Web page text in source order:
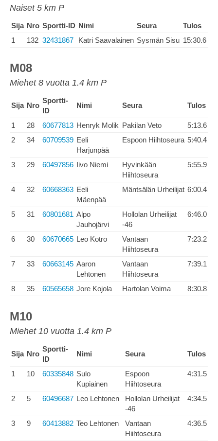
Naiset 5 km P
Sija Nro Sportti-ID Nimi Seura
Tulos
1
132 32431867 Katri Saavalainen Sysmän Sisu 15:30.6
M08
Miehet 8 vuotta 1.4 km P
Sija Nro
Sportti-
ID
Nimi Seura Tulos
1 28 60677813 Henryk Molik Pakilan Veto
5:13.6
2
34 60709539 Eeli
Harjunpää
Espoon Hiihtoseura 5:40.4
3 29 60497856 Iivo Niemi
Hyvinkään
Hiihtoseura
5:55.9
4 32 60668363 Eeli
Mäenpää
Mäntsälän Urheilijat 6:00.4
5 31 60801681 Alpo
Jauhojärvi
Hollolan Urheilijat
-46
6:46.0
6 30 60670665 Leo Kotro
Vantaan
Hiihtoseura
7:23.2
7 33 60663145 Aaron
Lehtonen
Vantaan
Hiihtoseura
7:39.1
8 35 60565658 Jore Kojola Hartolan Voima 8:30.8
M10
Miehet 10 vuotta 1.4 km P
Sija Nro
Sportti-
ID
Nimi Seura Tulos
1 10 60335848 Sulo
Kupiainen
Espoon
Hiihtoseura
4:31.5
2 5 60496687 Leo Lehtonen
Hollolan Urheilijat
-46
4:34.5
3 9 60413882 Teo Lehtonen
Vantaan
Hiihtoseura
4:36.5